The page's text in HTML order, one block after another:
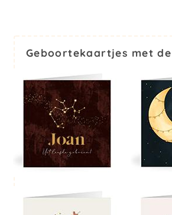
Geboortekaartjes met